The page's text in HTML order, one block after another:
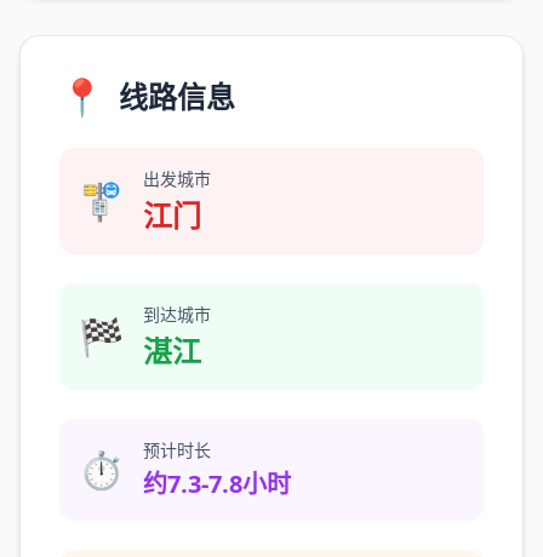
📍 线路信息
🚏 出发城市
江门
🏁 到达城市
湛江
⏱️ 预计时长
约7.3-7.8小时